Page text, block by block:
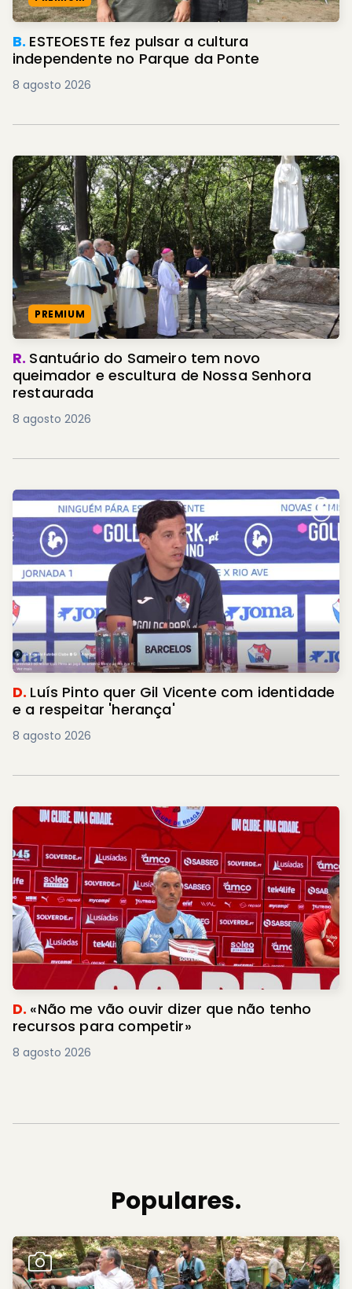
B. ESTEOESTE fez pulsar a cultura
independente no Parque da Ponte
8 agosto 2026
PREMIUM
R. Santuário do Sameiro tem novo
queimador e escultura de Nossa Senhora
restaurada
8 agosto 2026
D. Luís Pinto quer Gil Vicente com identidade
e a respeitar 'herança'
8 agosto 2026
D. «Não me vão ouvir dizer que não tenho
recursos para competir»
8 agosto 2026
Populares.